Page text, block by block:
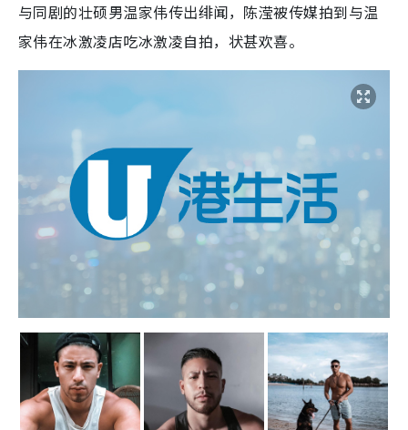
与同剧的壮硕男温家伟传出绯闻，陈滢被传媒拍到与温
家伟在冰激凌店吃冰激凌自拍，状甚欢喜。